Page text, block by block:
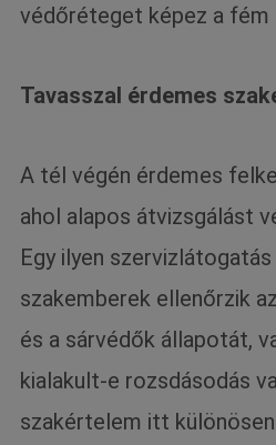
védőréteget képez a fém
Tavasszal érdemes
A tél végén érdemes
ahol alapos átvizsgálást
Egy ilyen szervizlátogatás
szakemberek ellenőrzik
és a sárvédők állapotát,
kialakult-e rozsdásodás
szakértelem itt